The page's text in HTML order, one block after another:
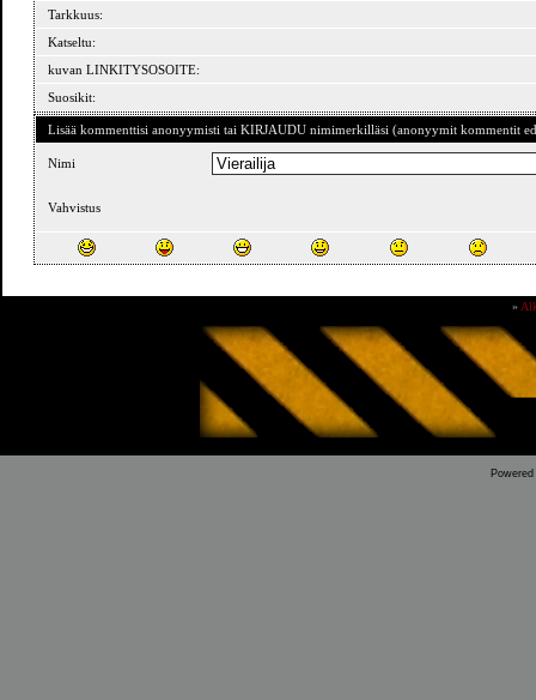
Tarkkuus:
Katseltu:
kuvan LINKITYSOSOITE:
Suosikit:
Lisää kommenttisi anonyymisti tai KIRJAUDU nimimerkilläsi (anonyymit kommentit
Nimi
Vahvistus
»